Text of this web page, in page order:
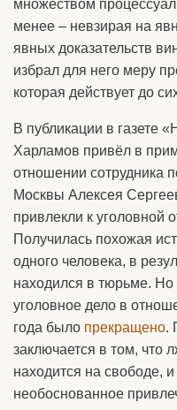
множеством
менее – невзирая на
явных доказательств
избрал для него меру
которая действует до
В публикации в газете
Харламов привёл в
отношении сотрудника
Москвы Алексея
привлекли к уголовной
Получилась похожая
одного человека, в
находился в тюрьме.
уголовное дело в
года было прекращено.
заключается в том, что
находится на свободе, и
необоснованное